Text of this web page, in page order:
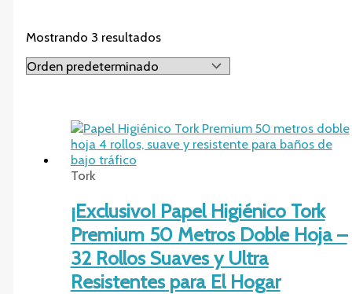
Mostrando 3 resultados
Tork
¡Exclusivo! Papel Higiénico Tork
Premium 50 Metros Doble Hoja –
32 Rollos Suaves y Ultra
Resistentes para El Hogar